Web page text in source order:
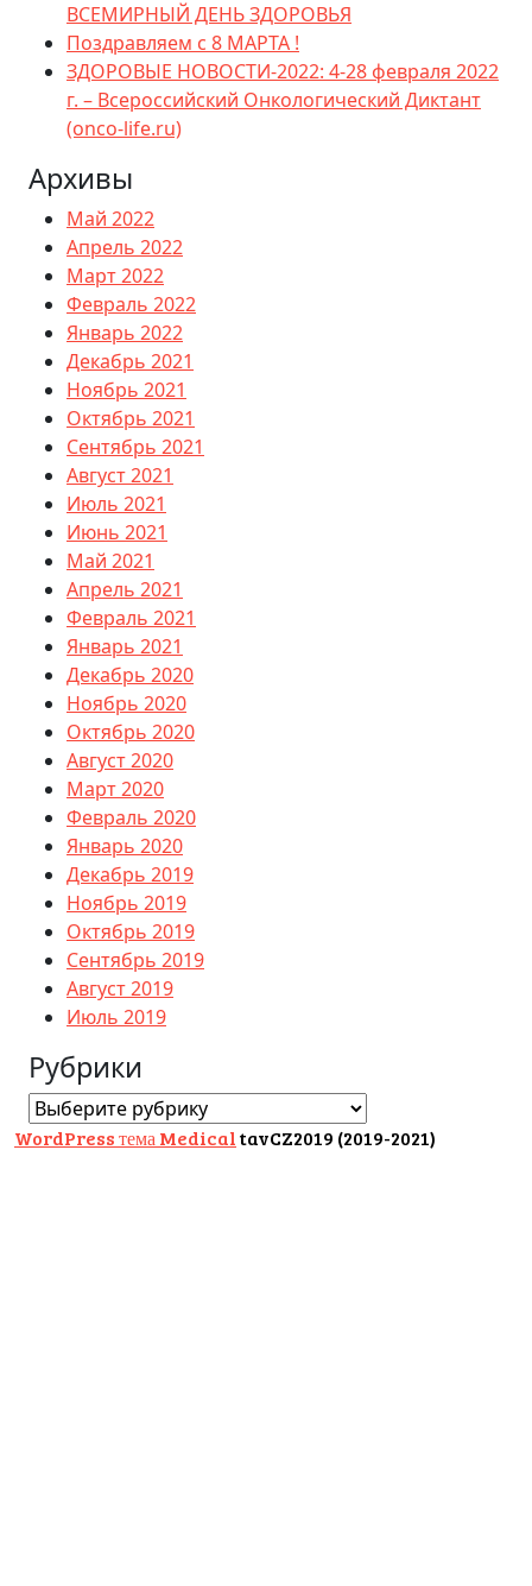
ВСЕМИРНЫЙ ДЕНЬ ЗДОРОВЬЯ
Поздравляем с 8 МАРТА !
ЗДОРОВЫЕ НОВОСТИ-2022: 4-28 февраля 2022
г. – Всероссийский Онкологический Диктант
(onco-life.ru)
Архивы
Май 2022
Апрель 2022
Март 2022
Февраль 2022
Январь 2022
Декабрь 2021
Ноябрь 2021
Октябрь 2021
Сентябрь 2021
Август 2021
Июль 2021
Июнь 2021
Май 2021
Апрель 2021
Февраль 2021
Январь 2021
Декабрь 2020
Ноябрь 2020
Октябрь 2020
Август 2020
Март 2020
Февраль 2020
Январь 2020
Декабрь 2019
Ноябрь 2019
Октябрь 2019
Сентябрь 2019
Август 2019
Июль 2019
Рубрики
Рубрики
WordPress тема MedicaltavCZ2019 (2019-2021)